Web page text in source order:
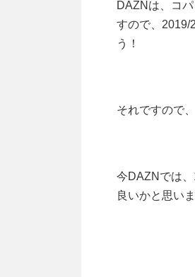
DAZNは、コ
すので、2019/
う！
それですので
今DAZNでは
良いかと思いま